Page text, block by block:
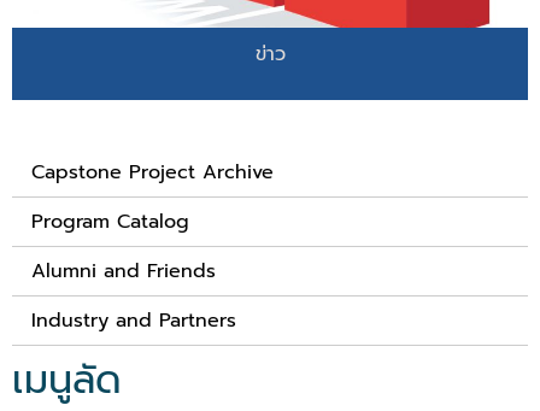
ข่าว
Capstone Project Archive
Program Catalog
Alumni and Friends
Industry and Partners
เมนูลัด